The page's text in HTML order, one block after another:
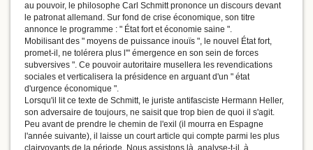
au pouvoir, le philosophe Carl Schmitt prononce un discours devant
le patronat allemand. Sur fond de crise économique, son titre
annonce le programme : " État fort et économie saine ".
Mobilisant des " moyens de puissance inouïs ", le nouvel État fort,
promet-il, ne tolérera plus l'" émergence en son sein de forces
subversives ". Ce pouvoir autoritaire musellera les revendications
sociales et verticalisera la présidence en arguant d'un " état
d'urgence économique ".
Lorsqu'il lit ce texte de Schmitt, le juriste antifasciste Hermann Heller,
son adversaire de toujours, ne saisit que trop bien de quoi il s'agit.
Peu avant de prendre le chemin de l'exil (il mourra en Espagne
l'année suivante), il laisse un court article qui compte parmi les plus